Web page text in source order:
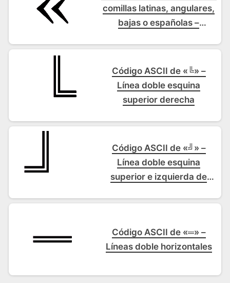
comillas latinas, angulares,
bajas o españolas –
apertura
Código ASCII de «╚» –
Línea doble esquina
superior derecha
Código ASCII de «╝» –
Línea doble esquina
superior e izquierda de
Código ASCII de «═» –
Líneas doble horizontales